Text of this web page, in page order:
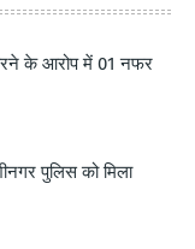
के आरोप में 01 नफर
पुलिस को मिला